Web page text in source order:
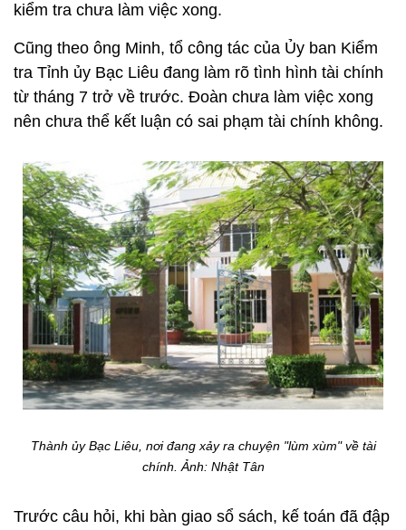
kiểm tra chưa làm việc xong.
Cũng theo ông Minh, tổ công tác của Ủy ban Kiểm
tra Tỉnh ủy Bạc Liêu đang làm rõ tình hình tài chính
từ tháng 7 trở về trước. Đoàn chưa làm việc xong
nên chưa thể kết luận có sai phạm tài chính không.
Thành ủy Bạc Liêu, nơi đang xảy ra chuyện "lùm xùm" về tài
chính. Ảnh: Nhật Tân
Trước câu hỏi, khi bàn giao sổ sách, kế toán đã đập